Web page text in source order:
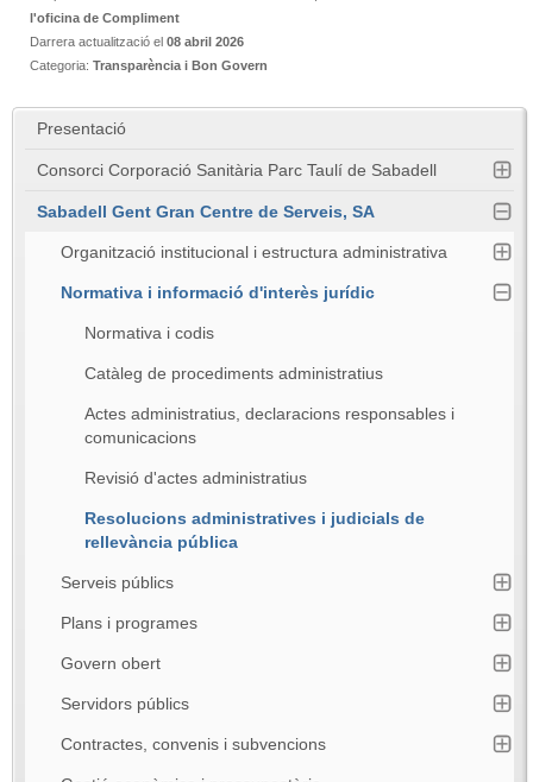
l'oficina de Compliment
Darrera actualització el 08 abril 2026
Categoria: Transparència i Bon Govern
Presentació
Consorci Corporació Sanitària Parc Taulí de Sabadell
Sabadell Gent Gran Centre de Serveis, SA
Organització institucional i estructura administrativa
Normativa i informació d'interès jurídic
Normativa i codis
Catàleg de procediments administratius
Actes administratius, declaracions responsables i
comunicacions
Revisió d'actes administratius
Resolucions administratives i judicials de
rellevància pública
Serveis públics
Plans i programes
Govern obert
Servidors públics
Contractes, convenis i subvencions